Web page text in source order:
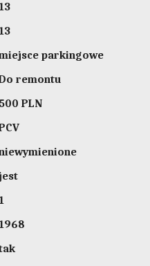
parkingowe
remontu
500 PLN